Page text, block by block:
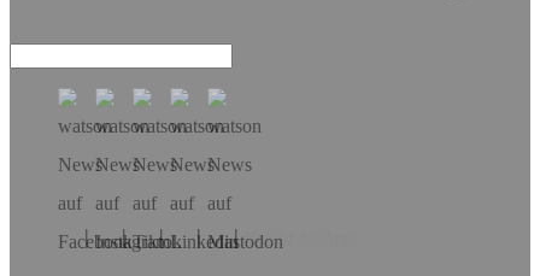
Hol dir die App!